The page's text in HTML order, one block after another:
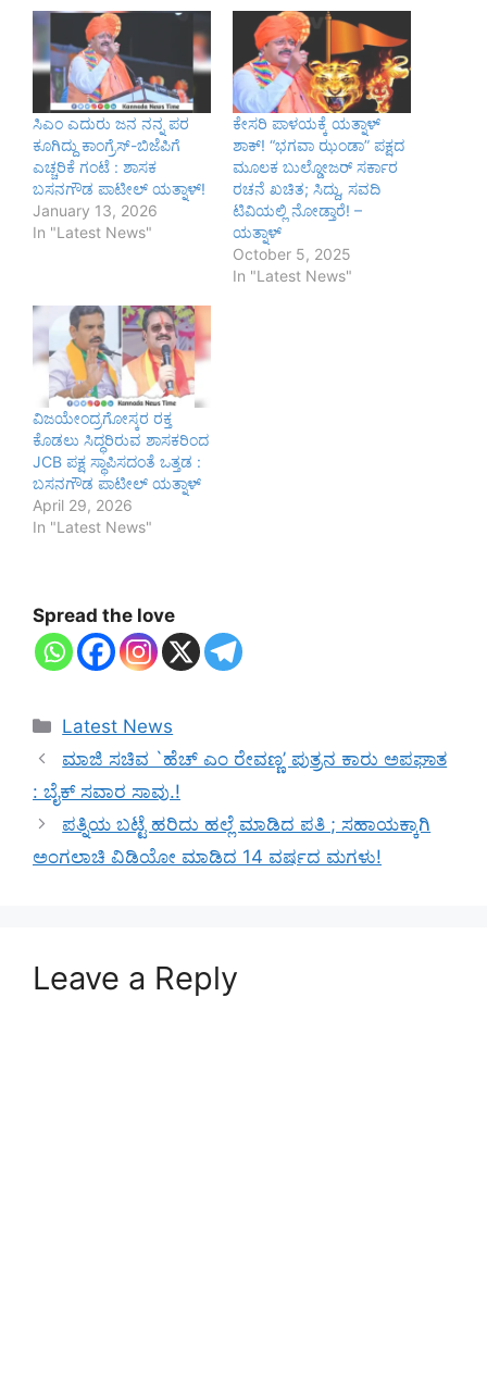
ಸಿಎಂ ಎದುರು ಜನ ನನ್ನ ಪರ
ಕೂಗಿದ್ದು ಕಾಂಗ್ರೆಸ್-ಬಿಜೆಪಿಗೆ
ಎಚ್ಚರಿಕೆ ಗಂಟೆ : ಶಾಸಕ
ಬಸನಗೌಡ ಪಾಟೀಲ್ ಯತ್ನಾಳ್!
January 13, 2026
In "Latest News"
ಕೇಸರಿ ಪಾಳಯಕ್ಕೆ ಯತ್ನಾಳ್
ಶಾಕ್! “ಭಗವಾ ಝಂಡಾ” ಪಕ್ಷದ
ಮೂಲಕ ಬುಲ್ಡೋಜರ್ ಸರ್ಕಾರ
ರಚನೆ ಖಚಿತ; ಸಿದ್ದು, ಸವದಿ
ಟಿವಿಯಲ್ಲಿ ನೋಡ್ತಾರೆ! –
ಯತ್ನಾಳ್
October 5, 2025
In "Latest News"
ವಿಜಯೇಂದ್ರಗೋಸ್ಕರ ರಕ್ತ
ಕೊಡಲು ಸಿದ್ಧರಿರುವ ಶಾಸಕರಿಂದ
JCB ಪಕ್ಷ ಸ್ಥಾಪಿಸದಂತೆ ಒತ್ತಡ :
ಬಸನಗೌಡ ಪಾಟೀಲ್ ಯತ್ನಾಳ್
April 29, 2026
In "Latest News"
Spread the love
Categories
Latest News
ಮಾಜಿ ಸಚಿವ `ಹೆಚ್ ಎಂ ರೇವಣ್ಣ’ ಪುತ್ರನ ಕಾರು ಅಪಘಾತ
: ಬೈಕ್ ಸವಾರ ಸಾವು.!
ಪತ್ನಿಯ ಬಟ್ಟೆ ಹರಿದು ಹಲ್ಲೆ ಮಾಡಿದ ಪತಿ ; ಸಹಾಯಕ್ಕಾಗಿ
ಅಂಗಲಾಚಿ ವಿಡಿಯೋ ಮಾಡಿದ 14 ವರ್ಷದ ಮಗಳು!
Leave a Reply